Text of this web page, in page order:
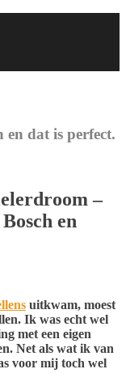
dat is perfect.
–
en
uitkwam, moest
Ik was echt wel
met een eigen
Net als wat ik van
voor mij toch wel